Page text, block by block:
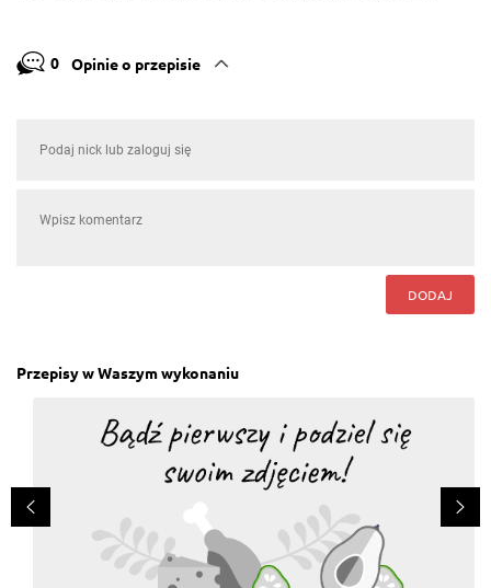
0 Opinie o przepisie
DODAJ
Przepisy w Waszym wykonaniu